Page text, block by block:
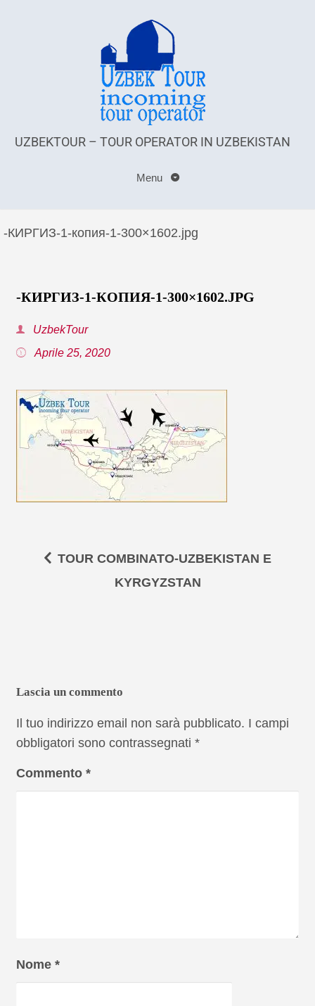
UZBEKTOUR – TOUR OPERATOR IN UZBEKISTAN
Menu
-КИРГИЗ-1-копия-1-300×1602.jpg
-КИРГИЗ-1-КОПИЯ-1-300×1602.JPG
UzbekTour
Aprile 25, 2020
TOUR COMBINATO-UZBEKISTAN E
KYRGYZSTAN
Lascia un commento
Il tuo indirizzo email non sarà pubblicato. I campi
obbligatori sono contrassegnati *
Commento *
Nome *